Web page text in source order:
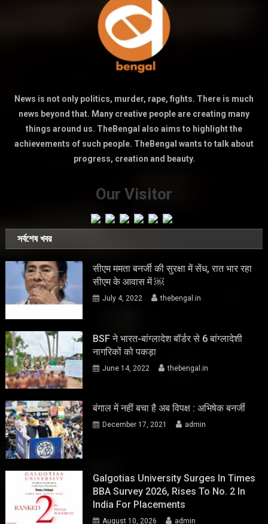
News is not only politics, murder, rape, fights. There is much
news beyond that. Many creative people are creating many
things around us. TheBengal also aims to highlight the
achievements of such people. TheBengal wants to talk about
progress, creation and beauty.
Our Visitor
সর্বশেষ খবর
सीएम ममता बनर्जी की सुरक्षा में सेंध, रात भार रहा
सीएम के आवास में ￼
July 4, 2022 thebengal.in
BSF ने भारत-बांग्लादेश बॉर्डर से 6 बांग्लादेशी
नागरिकों को पकड़ा
June 14, 2022 thebengal.in
बंगाल में नहीं बचा है अब विपक्ष : अभिषेक बनर्जी
December 17, 2021 admin
Galgotias University Surges In Times
BBA Survey 2026, Rises To No. 2 In
India For Placements
August 10, 2026 admin